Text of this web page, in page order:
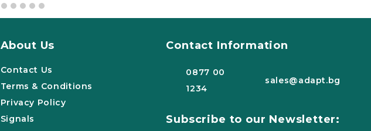
About Us
Contact Us
Terms & Conditions
Privacy Policy
Signals
Contact Information
0877 00
1234
sales@adapt.bg
Subscribe to our Newsletter: